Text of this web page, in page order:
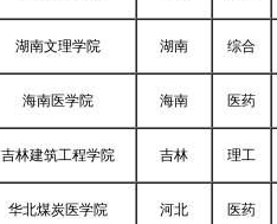
湖南文理学院 湖南 综合
海南医学院 海南 医药
吉林建筑工程学院 吉林 理工
华北煤炭医学院 河北 医药